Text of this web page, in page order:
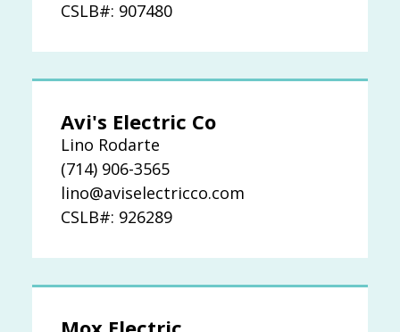
CSLB#: 907480
Avi's Electric Co
Lino Rodarte
(714) 906-3565
lino@aviselectricco.com
CSLB#: 926289